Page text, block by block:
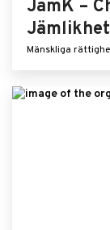
JämK –
Mänskliga